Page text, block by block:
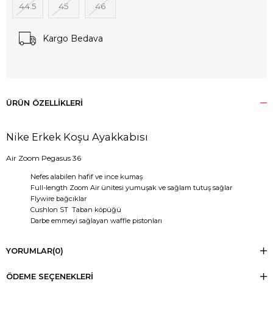
44.5 45 46
Kargo Bedava
ÜRÜN ÖZELLIKLERI
Nike Erkek Koşu Ayakkabısı
Air Zoom Pegasus 36
Nefes alabilen hafif ve ince kumaş
Full-length Zoom Air ünitesi yumuşak ve sağlam tutuş sağlar
Flywire bağcıklar
Cushlon ST Taban köpüğü
Darbe emmeyi sağlayan waffle pistonları
YORUMLAR(0)
ÖDEME SEÇENEKLERI